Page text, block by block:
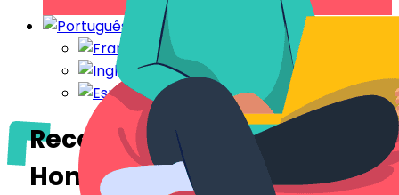
Recertificação B Corp para
HomeExchange: o que